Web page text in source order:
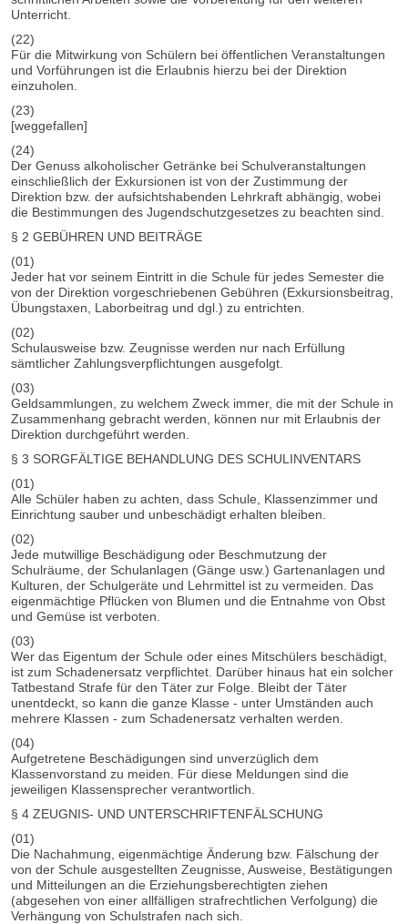
Unterricht.
(22)
Für die Mitwirkung von Schülern bei öffentlichen Veranstaltungen
und Vorführungen ist die Erlaubnis hierzu bei der Direktion
einzuholen.
(23)
[weggefallen]
(24)
Der Genuss alkoholischer Getränke bei Schulveranstaltungen
einschließlich der Exkursionen ist von der Zustimmung der
Direktion bzw. der aufsichtshabenden Lehrkraft abhängig, wobei
die Bestimmungen des Jugendschutzgesetzes zu beachten sind.
§ 2 GEBÜHREN UND BEITRÄGE
(01)
Jeder hat vor seinem Eintritt in die Schule für jedes Semester die
von der Direktion vorgeschriebenen Gebühren (Exkursionsbeitrag,
Übungstaxen, Laborbeitrag und dgl.) zu entrichten.
(02)
Schulausweise bzw. Zeugnisse werden nur nach Erfüllung
sämtlicher Zahlungsverpflichtungen ausgefolgt.
(03)
Geldsammlungen, zu welchem Zweck immer, die mit der Schule in
Zusammenhang gebracht werden, können nur mit Erlaubnis der
Direktion durchgeführt werden.
§ 3 SORGFÄLTIGE BEHANDLUNG DES SCHULINVENTARS
(01)
Alle Schüler haben zu achten, dass Schule, Klassenzimmer und
Einrichtung sauber und unbeschädigt erhalten bleiben.
(02)
Jede mutwillige Beschädigung oder Beschmutzung der
Schulräume, der Schulanlagen (Gänge usw.) Gartenanlagen und
Kulturen, der Schulgeräte und Lehrmittel ist zu vermeiden. Das
eigenmächtige Pflücken von Blumen und die Entnahme von Obst
und Gemüse ist verboten.
(03)
Wer das Eigentum der Schule oder eines Mitschülers beschädigt,
ist zum Schadenersatz verpflichtet. Darüber hinaus hat ein solcher
Tatbestand Strafe für den Täter zur Folge. Bleibt der Täter
unentdeckt, so kann die ganze Klasse - unter Umständen auch
mehrere Klassen - zum Schadenersatz verhalten werden.
(04)
Aufgetretene Beschädigungen sind unverzüglich dem
Klassenvorstand zu meiden. Für diese Meldungen sind die
jeweiligen Klassensprecher verantwortlich.
§ 4 ZEUGNIS- UND UNTERSCHRIFTENFÄLSCHUNG
(01)
Die Nachahmung, eigenmächtige Änderung bzw. Fälschung der
von der Schule ausgestellten Zeugnisse, Ausweise, Bestätigungen
und Mitteilungen an die Erziehungsberechtigten ziehen
(abgesehen von einer allfälligen strafrechtlichen Verfolgung) die
Verhängung von Schulstrafen nach sich.